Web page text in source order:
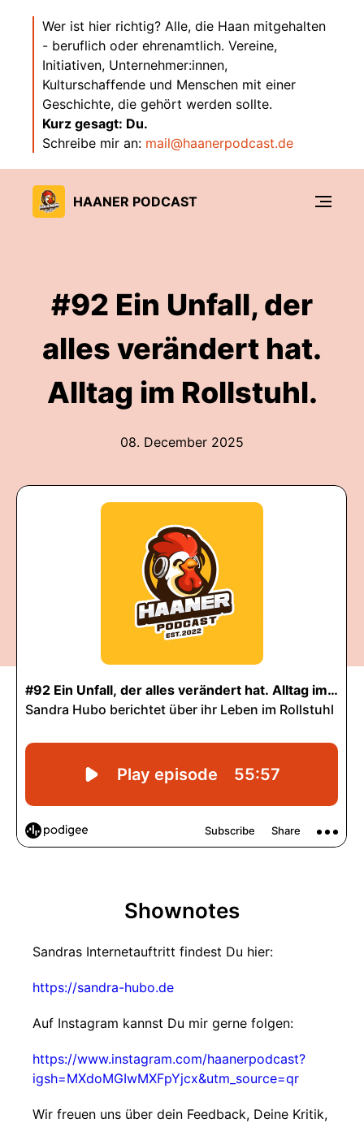
Wer ist hier richtig? Alle, die Haan mitgehalten
- beruflich oder ehrenamtlich. Vereine,
Initiativen, Unternehmer:innen,
Kulturschaffende und Menschen mit einer
Geschichte, die gehört werden sollte.
Kurz gesagt: Du.
Schreibe mir an: mail@haanerpodcast.de
HAANER PODCAST
#92 Ein Unfall, der
alles verändert hat.
Alltag im Rollstuhl.
08. December 2025
Shownotes
Sandras Internetauftritt findest Du hier:
https://sandra-hubo.de
Auf Instagram kannst Du mir gerne folgen:
https://www.instagram.com/haanerpodcast?
igsh=MXdoMGIwMXFpYjcx&utm_source=qr
Wir freuen uns über dein Feedback, Deine Kritik,